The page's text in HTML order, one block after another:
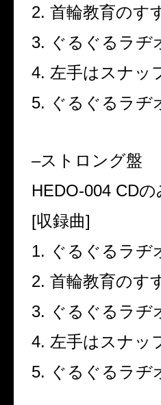
2. 首輪教育のす
3. ぐるぐるラヂ
4. 左手はスナッ
5. ぐるぐるラヂ
–ストロング盤
HEDO-004 CDの
[収録曲]
1. ぐるぐるラヂ
2. 首輪教育のす
3. ぐるぐるラヂ
4. 左手はスナッ
5. ぐるぐるラヂ